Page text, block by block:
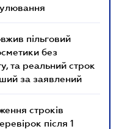
пільговий
без
та реальний строк
за заявлений
строків
після 1